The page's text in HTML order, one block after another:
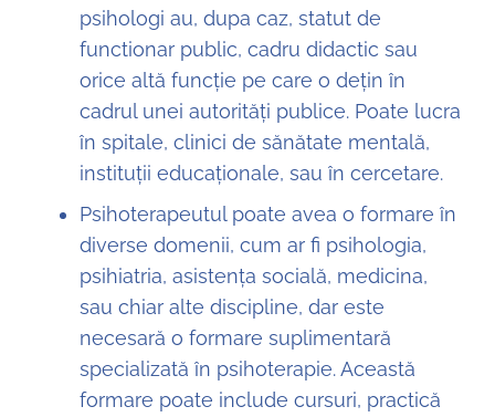
psihologi au, dupa caz, statut de
functionar public, cadru didactic sau
orice altă funcție pe care o dețin în
cadrul unei autorități publice. Poate lucra
în spitale, clinici de sănătate mentală,
instituții educaționale, sau în cercetare.
Psihoterapeutul poate avea o formare în
diverse domenii, cum ar fi psihologia,
psihiatria, asistența socială, medicina,
sau chiar alte discipline, dar este
necesară o formare suplimentară
specializată în psihoterapie. Această
formare poate include cursuri, practică